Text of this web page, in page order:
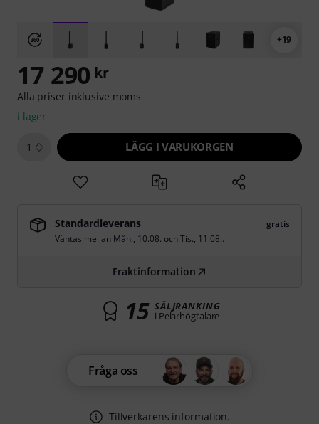
+19
17 290 kr
Alla priser inklusive moms
i lager
1 LÄGG I VARUKORGEN
Standardleverans
gratis
Väntas mellan Mån., 10.08. ochTis., 11.08..
Fraktinformation
15 SÄLJRANKING
i Pelarhögtalare
Fråga oss
Tillverkarens information.